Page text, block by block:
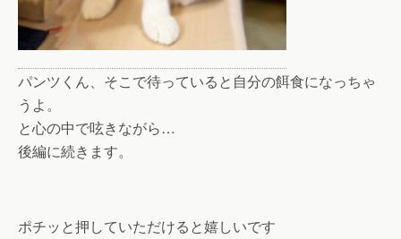
パンツくん、そこで待っていると自分の餌食になっちゃ
うよ。
と心の中で呟きながら…
後編に続きます。
ポチッと押していただけると嬉しいです